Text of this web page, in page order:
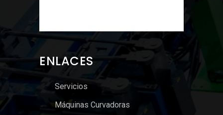
ENLACES
Servicios
Máquinas Curvadoras